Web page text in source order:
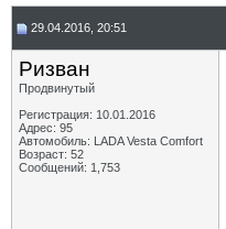
29.04.2016, 20:51
Ризван
Продвинутый
Регистрация: 10.01.2016
Адрес: 95
Автомобиль: LADA Vesta Сomfort
Возраст: 52
Сообщений: 1,753